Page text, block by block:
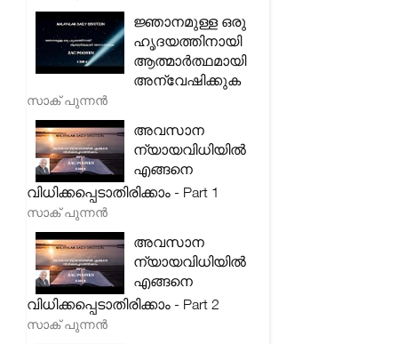
ജ്ഞാനമുള്ള ഒരു
ഹൃദയത്തിനായി
ആത്മാർത്ഥമായി
അന്വേഷിക്കുക
സാക് പുന്നൻ
അവസാന
ന്യായവിധിയിൽ
എങ്ങനെ
വിധിക്കപ്പെടാതിരിക്കാം - Part 1
സാക് പുന്നൻ
അവസാന
ന്യായവിധിയിൽ
എങ്ങനെ
വിധിക്കപ്പെടാതിരിക്കാം - Part 2
സാക് പുന്നൻ